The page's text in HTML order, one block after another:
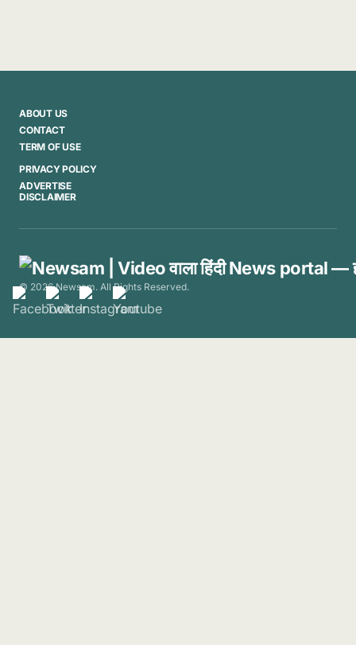
ABOUT US
CONTACT
TERM OF USE
PRIVACY POLICY
ADVERTISE
DISCLAIMER
© 2026 Newsam. All Rights Reserved.